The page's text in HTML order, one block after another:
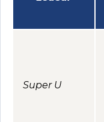
Super U